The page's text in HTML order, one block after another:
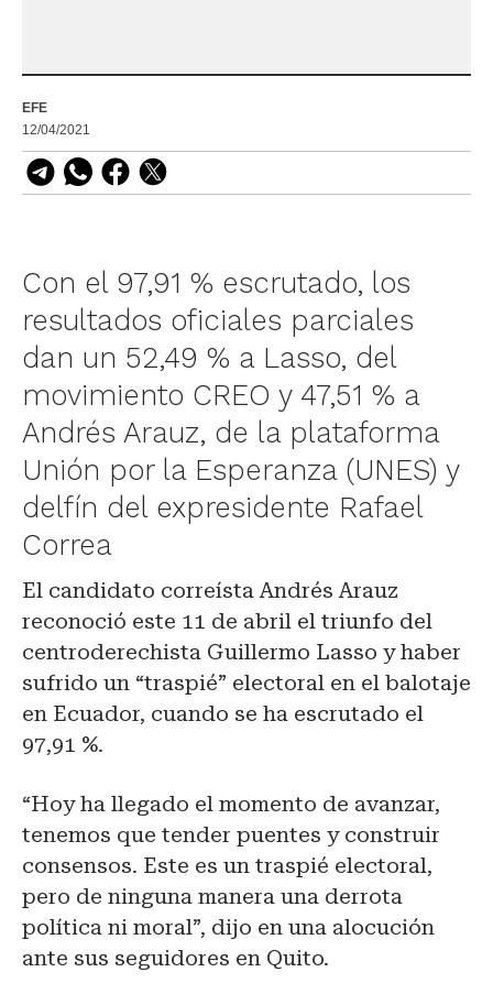
EFE
12/04/2021
Con el 97,91 % escrutado, los
resultados oficiales parciales
dan un 52,49 % a Lasso, del
movimiento CREO y 47,51 % a
Andrés Arauz, de la plataforma
Unión por la Esperanza (UNES) y
delfín del expresidente Rafael
Correa
El candidato correísta Andrés Arauz
reconoció este 11 de abril el triunfo del
centroderechista Guillermo Lasso y haber
sufrido un “traspié” electoral en el balotaje
en Ecuador, cuando se ha escrutado el
97,91 %.
“Hoy ha llegado el momento de avanzar,
tenemos que tender puentes y construir
consensos. Este es un traspié electoral,
pero de ninguna manera una derrota
política ni moral”, dijo en una alocución
ante sus seguidores en Quito.